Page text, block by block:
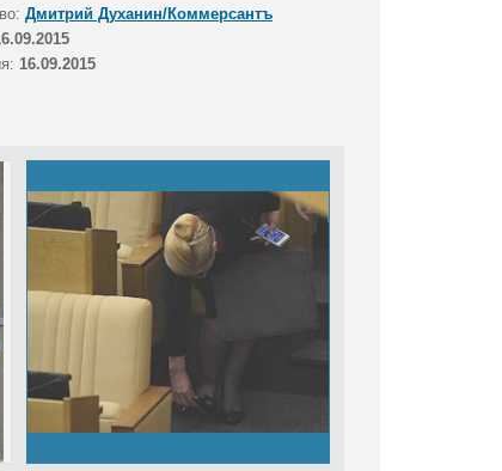
Дмитрий Духанин/Коммерсантъ
16.09.2015